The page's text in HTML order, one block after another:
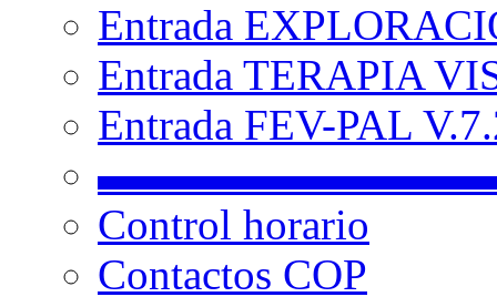
Entrada
Entrada TERAPIA
Entrada FEV-PAL
Control horario
Contactos COP